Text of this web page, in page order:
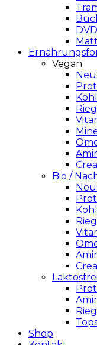
DVD
Vegan
Bio /
Laktosfrei
Shop